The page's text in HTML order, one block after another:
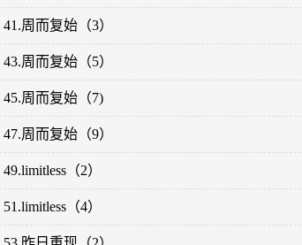
41.周而复始（3）
43.周而复始（5）
45.周而复始（7)
47.周而复始（9）
49.limitless（2）
51.limitless（4）